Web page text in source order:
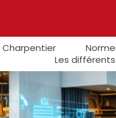
Charpentier
Les